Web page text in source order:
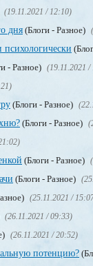
(19.11.2021 / 12:10)
дня(Блоги - Разное)
психологически
- Разное) (19.11.2021 /
(Блоги - Разное)
(Блоги - Разное)
(Блоги - Разное)
(Блоги - Разное)
(25.11.2021 /
(26.11.2021 / 09:33)
(26.11.2021 / 20:52)
потенцию?